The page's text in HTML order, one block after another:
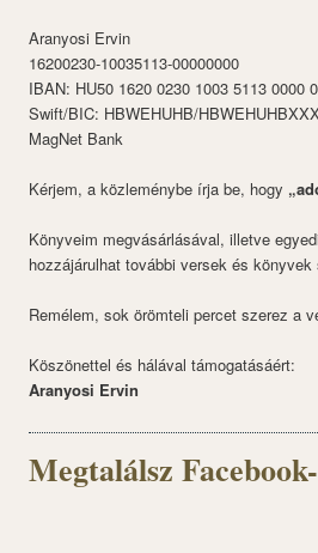
Aranyosi Ervin
16200230-10035113-00000000
IBAN: HU50 1620 0230 1003 5113 0000
Swift/BIC: HBWEHUHB/HBWEHUHBXXX
MagNet Bank
Kérjem, a közleménybe írja be, hogy
Könyveim megvásárlásával, illetve
hozzájárulhat további versek és könyvek
Remélem, sok örömteli percet szerez a
Köszönettel és hálával támogatásáért:
Aranyosi Ervin
Megtalálsz